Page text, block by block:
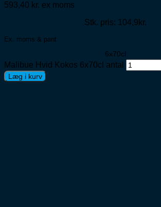
593,40 kr. ex moms
Stk. pris: 104,9kr.
Ex. moms & pant
6x70cl
Malibue Hvid Kokos 6x70cl antal
Læg i kurv